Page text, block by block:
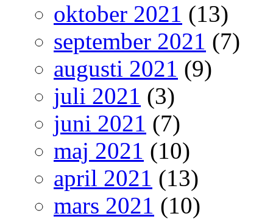
oktober 2021 (13)
september 2021 (7)
augusti 2021 (9)
juli 2021 (3)
juni 2021 (7)
maj 2021 (10)
april 2021 (13)
mars 2021 (10)